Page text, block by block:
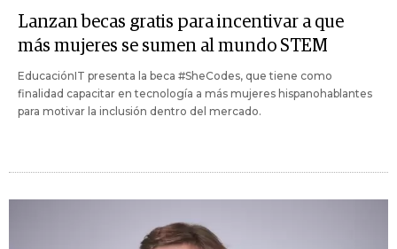
Lanzan becas gratis para incentivar a que
más mujeres se sumen al mundo STEM
EducaciónIT presenta la beca #SheCodes, que tiene como
finalidad capacitar en tecnología a más mujeres hispanohablantes
para motivar la inclusión dentro del mercado.